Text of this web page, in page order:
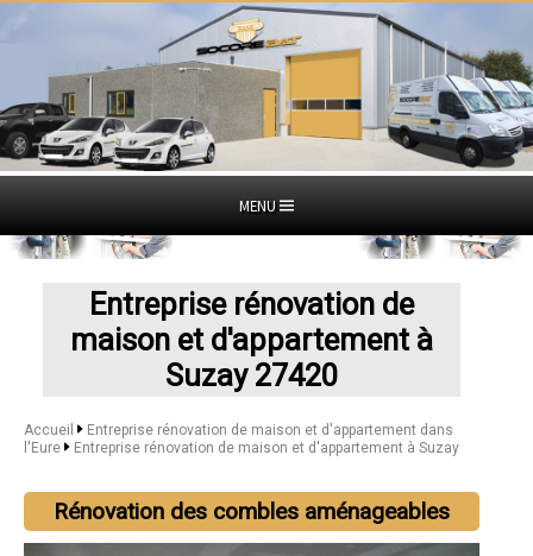
MENU
Entreprise rénovation de
maison et d'appartement à
Suzay 27420
Accueil
Entreprise rénovation de maison et d'appartement dans
l'Eure
Entreprise rénovation de maison et d'appartement à Suzay
Rénovation des combles aménageables